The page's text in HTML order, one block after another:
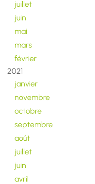
juillet
juin
mai
mars
février
2021
janvier
novembre
octobre
septembre
août
juillet
juin
avril